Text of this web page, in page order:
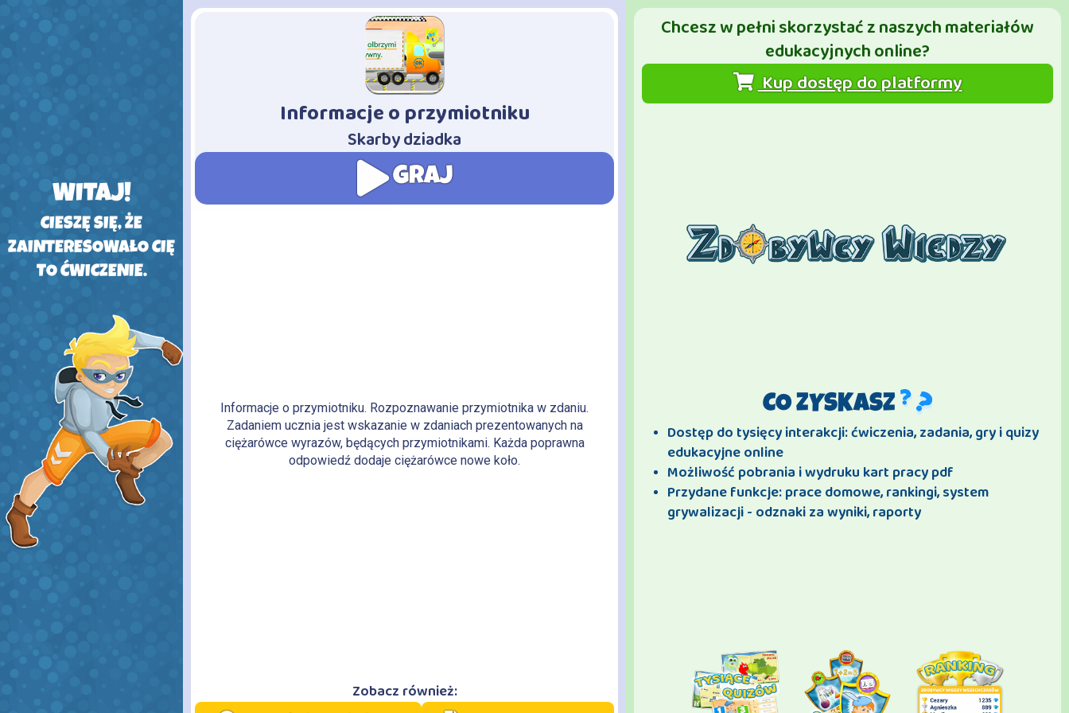
WITAJ!
CIESZĘ SIĘ, ŻE
ZAINTERESOWAŁO CIĘ
TO ĆWICZENIE.
Informacje o przymiotniku
- Skarby dziadka
GRAJ
Informacje o przymiotniku. Rozpoznawanie przymiotnika w zdaniu.
Zadaniem ucznia jest wskazanie w zdaniach prezentowanych na
ciężarówce wyrazów, będących przymiotnikami. Każda poprawna
odpowiedź dodaje ciężarówce nowe koło.
Zobacz również:
Chcesz w pełni skorzystać z naszych materiałów
edukacyjnych online?
Kup dostęp do platformy
CO ZYSKASZ
Dostęp do tysięcy interakcji: ćwiczenia, zadania, gry i quizy
edukacyjne online
Możliwość pobrania i wydruku kart pracy pdf
Przydane funkcje: prace domowe, rankingi, system
grywalizacji - odznaki za wyniki, raporty